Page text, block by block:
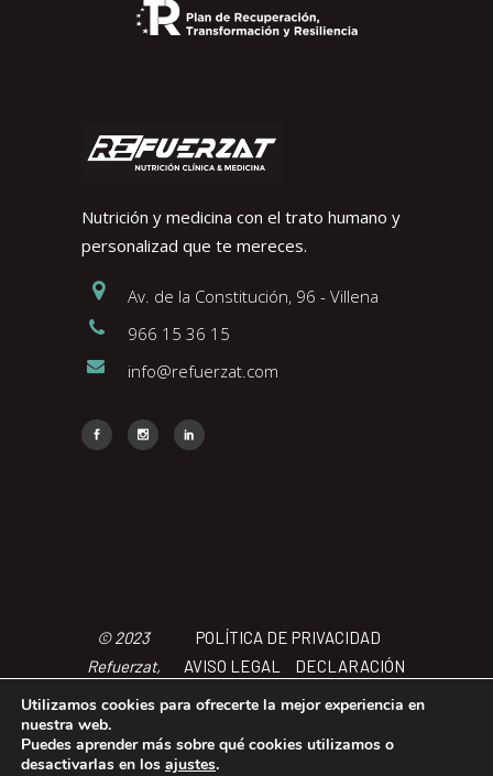
Nutrición y medicina con el trato humano y
personalizad que te mereces.
Av. de la Constitución, 96 - Villena
966 15 36 15
info@refuerzat.com
© 2023
Refuerzat,
Todos los
derechos
reservados
POLÍTICA DE PRIVACIDAD
AVISO LEGAL
DECLARACIÓN
DE ACCCESIBILIDAD
POLÍTICA
CONDICIONES
Utilizamos cookies para ofrecerte la mejor experiencia en
nuestra web.
Puedes aprender más sobre qué cookies utilizamos o
desactivarlas en los ajustes.